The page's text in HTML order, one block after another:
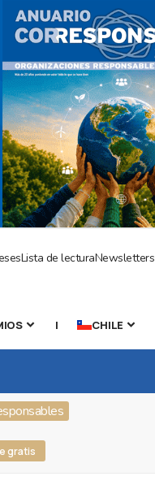
Lista de lecturaNewsletters
| CHILE
gratis